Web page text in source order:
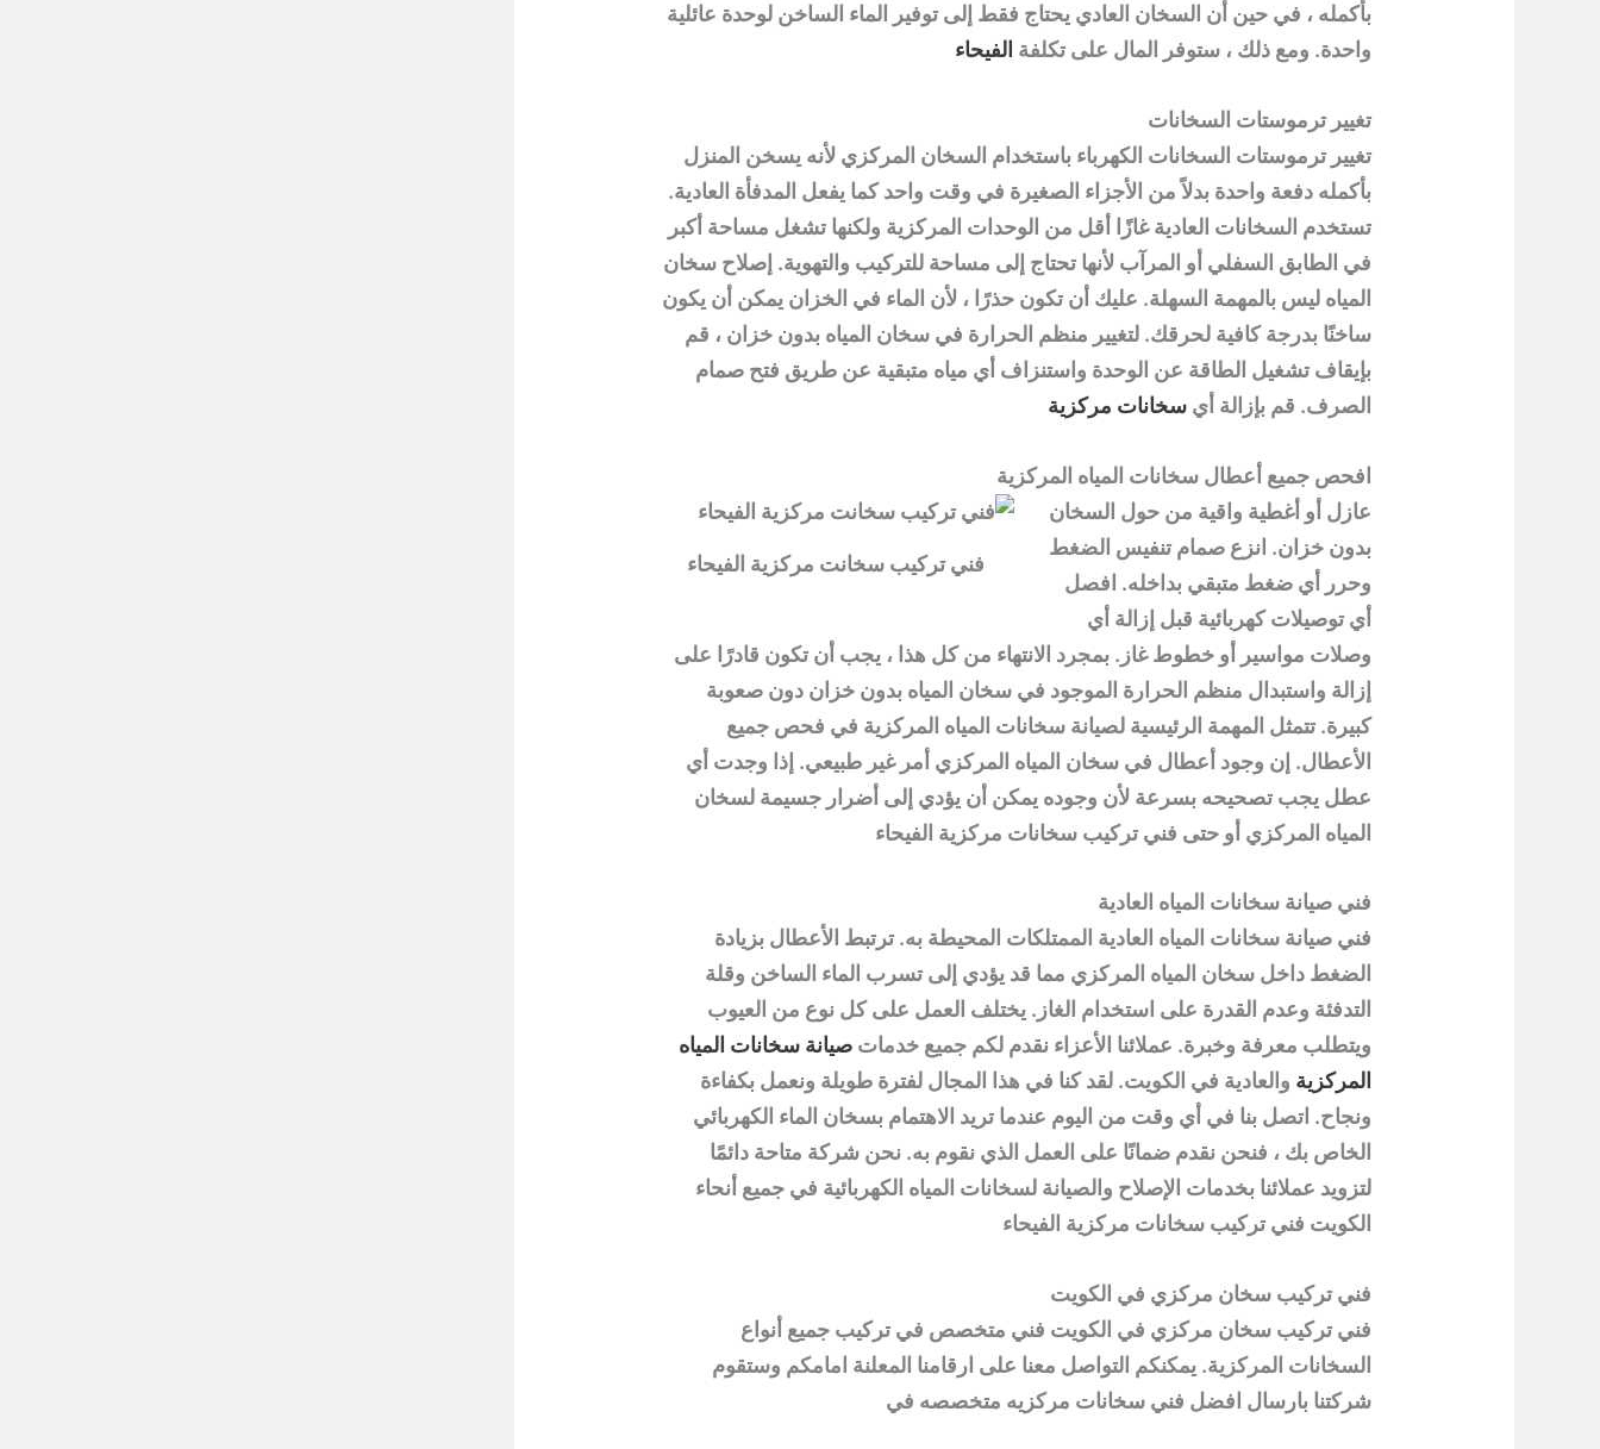
بأكمله ، في حين أن السخان العادي يحتاج فقط إلى توفير الماء الساخن لوحدة عائلية
واحدة. ومع ذلك ، ستوفر المال على تكلفة الفيحاء
تغيير ترموستات السخانات
تغيير ترموستات السخانات الكهرباء باستخدام السخان المركزي لأنه يسخن المنزل
بأكمله دفعة واحدة بدلاً من الأجزاء الصغيرة في وقت واحد كما يفعل المدفأة العادية.
تستخدم السخانات العادية غازًا أقل من الوحدات المركزية ولكنها تشغل مساحة أكبر
في الطابق السفلي أو المرآب لأنها تحتاج إلى مساحة للتركيب والتهوية. إصلاح سخان
المياه ليس بالمهمة السهلة. عليك أن تكون حذرًا ، لأن الماء في الخزان يمكن أن يكون
ساخنًا بدرجة كافية لحرقك. لتغيير منظم الحرارة في سخان المياه بدون خزان ، قم
بإيقاف تشغيل الطاقة عن الوحدة واستنزاف أي مياه متبقية عن طريق فتح صمام
الصرف. قم بإزالة أيسخانات مركزية
افحص جميع أعطال سخانات المياه المركزية
فني تركيب سخانت مركزية الفيحاء
عازل أو أغطية واقية من حول السخان
بدون خزان. انزع صمام تنفيس الضغط
وحرر أي ضغط متبقي بداخله. افصل
أي توصيلات كهربائية قبل إزالة أي
وصلات مواسير أو خطوط غاز. بمجرد الانتهاء من كل هذا ، يجب أن تكون قادرًا على
إزالة واستبدال منظم الحرارة الموجود في سخان المياه بدون خزان دون صعوبة
كبيرة. تتمثل المهمة الرئيسية لصيانة سخانات المياه المركزية في فحص جميع
الأعطال. إن وجود أعطال فيسخان المياه المركزي أمر غير طبيعي. إذا وجدت أي
عطل يجب تصحيحه بسرعة لأن وجوده يمكن أن يؤدي إلى أضرار جسيمة لسخان
المياه المركزي أو حتى فني تركيب سخانات مركزية الفيحاء
فني صيانة سخانات المياه العادية
فني صيانة سخانات المياه العادية الممتلكات المحيطة به. ترتبط الأعطال بزيادة
الضغط داخل سخان المياه المركزي مما قد يؤدي إلى تسرب الماء الساخن وقلة
التدفئة وعدم القدرة على استخدام الغاز. يختلف العمل على كل نوع من العيوب
ويتطلب معرفة وخبرة. عملائنا الأعزاء نقدم لكم جميع خدماتصيانة سخانات المياه
المركزية والعادية في الكويت. لقد كنا في هذا المجال لفترة طويلة ونعمل بكفاءة
ونجاح. اتصل بنا في أي وقت من اليوم عندما تريد الاهتمام بسخان الماء الكهربائي
الخاص بك ، فنحن نقدم ضمانًا على العمل الذي نقوم به. نحن شركة متاحة دائمًا
لتزويد عملائنا بخدمات الإصلاح والصيانة لسخانات المياه الكهربائية في جميع أنحاء
الكويت فني تركيب سخانات مركزية الفيحاء
فني تركيب سخان مركزي في الكويت
فني تركيب سخان مركزي في الكويت فني متخصص في تركيب جميع أنواع
السخانات المركزية. يمكنكم التواصل معنا على ارقامنا المعلنة امامكم وستقوم
شركتنا بارسال افضل فني سخانات مركزيه متخصصه في